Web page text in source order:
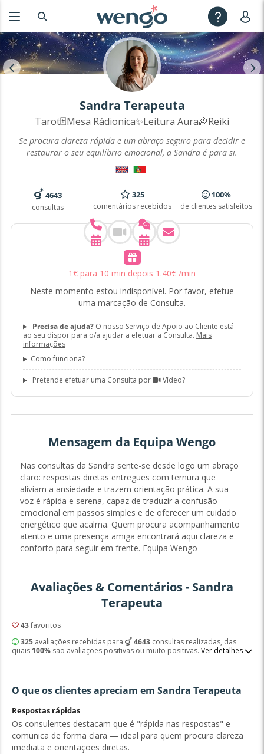
Sandra Terapeuta
Tarot🃏Mesa Rádionica✨Leitura Aura🌈Reiki
Se procura clareza rápida e um abraço seguro para decidir e
restaurar o seu equilíbrio emocional, a Sandra é para si.
4643
consultas
325
comentários recebidos
100%
de clientes satisfeitos
1€ para 10 min depois 1 .40€ /min
Neste momento estou indisponível. Por favor, efetue
uma marcação de Consulta.
Precisa de ajuda?O nosso Serviço de Apoio ao Cliente está
ao seu dispor para o/a ajudar a efetuar a Consulta. Mais
informações
Como funciona?
Pretende efetuar uma Consulta por Vídeo?
Mensagem da Equipa Wengo
Nas consultas da Sandra sente-se desde logo um abraço
claro: respostas diretas entregues com ternura que
aliviam a ansiedade e trazem orientação prática. A sua
voz é rápida e serena, capaz de traduzir a confusão
emocional em passos simples e de oferecer um cuidado
energético que acalma. Quem procura acompanhamento
atento e uma presença amiga encontrará aqui clareza e
conforto para seguir em frente. Equipa Wengo
Avaliações & Comentários - Sandra
Terapeuta
43favoritos
325avaliações recebidas para 4643consultas realizadas, das
quais 100%são avaliações positivas ou muito positivas. Ver detalhes
O que os clientes apreciam em Sandra Terapeuta
Respostas rápidas
Os consulentes destacam que é "rápida nas respostas" e
comunica de forma clara — ideal para quem procura clareza
imediata e orientações diretas.